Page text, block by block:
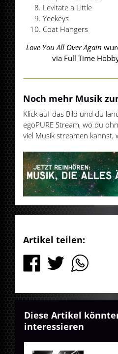
Levitate a Little
Yeekeys
Coat Hangers
Love You All Over Again
via Full Time
Noch mehr Musik
Klick auf das Bild und du
egoPURE Stream, wo du
viel Musik streamen kannst,
Artikel teilen:
Diese Artikel
interessieren